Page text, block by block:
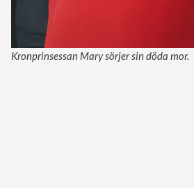
Kronprinsessan Mary sörjer sin döda mor.